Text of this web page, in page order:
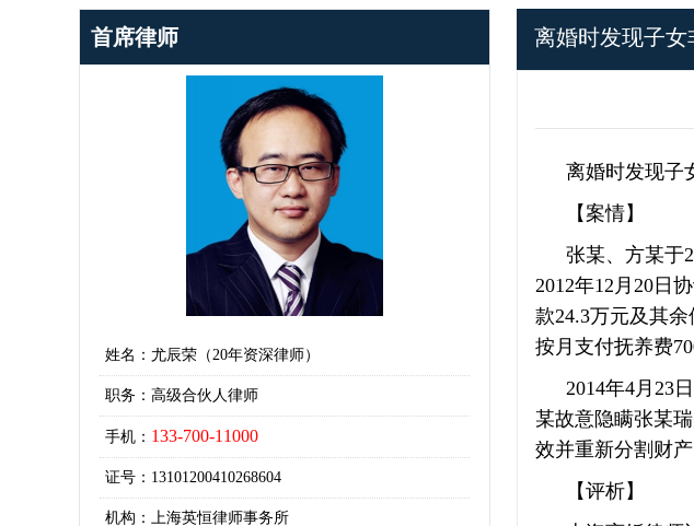
首席律师
姓名：尤辰荣（20年资深律师）
职务：高级合伙人律师
手机： 133-700-11000
证号：13101200410268604
机构：上海英恒律师事务所
离婚时发现子女
离婚时发现子
【案情】
张某、方某于
2012年12月20日
款24.3万元及其
按月支付抚养费
2014年4月23
某故意隐瞒张某
效并重新分割财
【评析】